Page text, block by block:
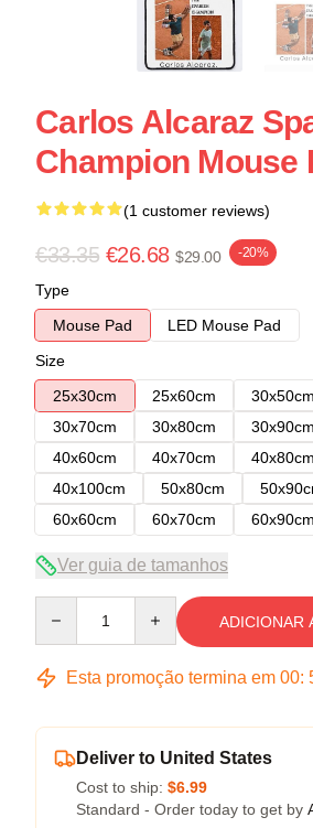
Carlos Alcaraz
Champion Mouse
(1 customer reviews)
€33.35 €26.68 $29.00 -20%
Type
Mouse Pad
LED Mouse Pad
Size
25x30cm
25x60cm 30x50cm
30x70cm
30x80cm 30x90cm
40x60cm
40x70cm 40x80cm
40x100cm
50x80cm
60x60cm
60x70cm 60x90cm
Ver guia de tamanhos
ADICIONAR
Esta promoção termina em 00:
Deliver to United States
Cost to ship: $6.99
Standard - Order today to get by